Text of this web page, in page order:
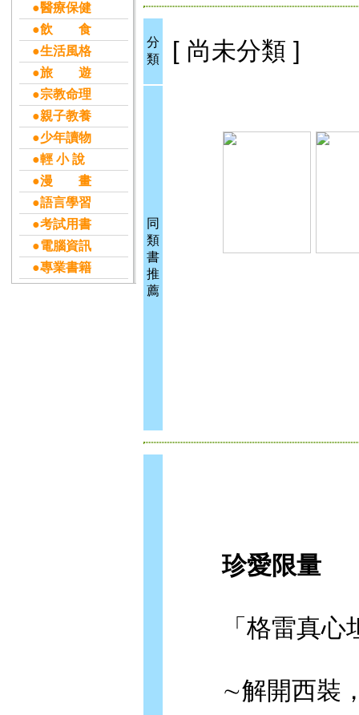
●醫療保健
●飲 食
●生活風格
●旅 遊
●宗教命理
●親子教養
●少年讀物
●輕 小 說
●漫 畫
●語言學習
●考試用書
●電腦資訊
●專業書籍
分
類
[ 尚未分類 ]
同
類
書
推
薦
珍愛限量
「格雷真心坦
∼解開西裝，